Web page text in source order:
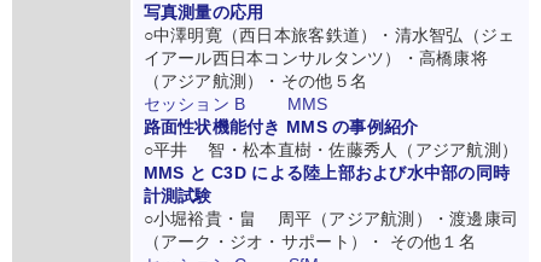
写真測量の応用
○中澤明寛（西日本旅客鉄道）・清水智弘（ジェ
イアール西日本コンサルタンツ）・高橋康将
（アジア航測）・その他５名
セッション B MMS
路面性状機能付き MMS の事例紹介
○平井 智・松本直樹・佐藤秀人（アジア航測）
MMS と C3D による陸上部および水中部の同時
計測試験
○小堀裕貴・畠 周平（アジア航測）・渡邊康司
（アーク・ジオ・サポート）・ その他１名